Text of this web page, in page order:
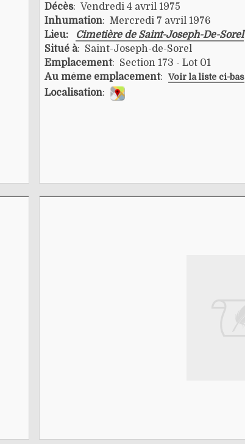
Décès: Vendredi 4 avril 1975
Inhumation: Mercredi 7 avril 1976
Lieu:
Cimetière de Saint-Joseph-De-Sorel
Situé à: Saint-Joseph-de-Sorel
Emplacement: Section 173 - Lot 01
Au même emplacement: Voir la liste ci-bas
Localisation: